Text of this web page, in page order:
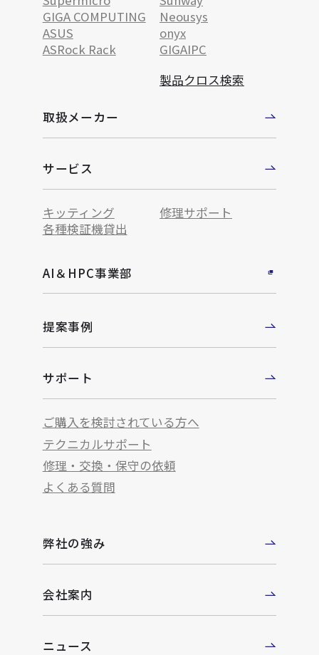
GIGA COMPUTING
Neousys
ASUS
onyx
ASRock Rack
GIGAIPC
製品クロス検索
取扱メーカー
サービス
キッティング
修理サポート
各種検証機貸出
AI＆HPC事業部
提案事例
サポート
ご購入を検討されている方へ
テクニカルサポート
修理・交換・保守の依頼
よくある質問
弊社の強み
会社案内
ニュース